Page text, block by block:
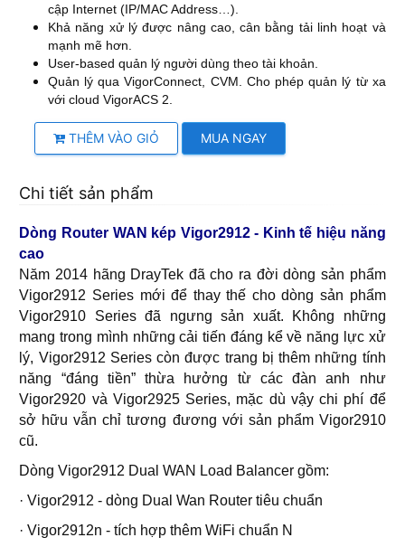
cập Internet (IP/MAC Address…).
Khả năng xử lý được nâng cao, cân bằng tải linh hoạt và
mạnh mẽ hơn.
User-based quản lý người dùng theo tài khoản.
Quản lý qua VigorConnect, CVM. Cho phép quản lý từ xa
với cloud VigorACS 2.
THÊM VÀO GIỎ MUA NGAY
Chi tiết sản phẩm
Dòng Router WAN kép Vigor2912 - Kinh tế hiệu năng
cao
Năm 2014 hãng DrayTek đã cho ra đời dòng sản phẩm
Vigor2912 Series mới để thay thế cho dòng sản phẩm
Vigor2910 Series đã ngưng sản xuất. Không những
mang trong mình những cải tiến đáng kể về năng lực xử
lý, Vigor2912 Series còn được trang bị thêm những tính
năng “đáng tiền” thừa hưởng từ các đàn anh như
Vigor2920 và Vigor2925 Series, mặc dù vậy chi phí để
sở hữu vẫn chỉ tương đương với sản phẩm Vigor2910
cũ.
Dòng Vigor2912 Dual WAN Load Balancer gồm:
· Vigor2912 - dòng Dual Wan Router tiêu chuẩn
· Vigor2912n - tích hợp thêm WiFi chuẩn N